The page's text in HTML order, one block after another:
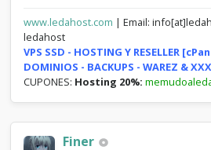
www.ledahost.com | Email:
ledahost
VPS SSD - HOSTING Y RESELLER
DOMINIOS - BACKUPS - WAREZ & XXX
CUPONES: Hosting 20%:
Finer